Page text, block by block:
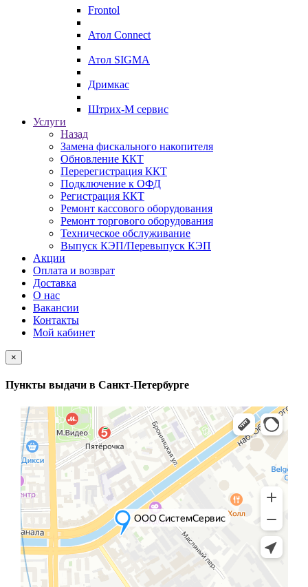
Frontol
Атол Connect
Атол SIGMA
Дримкас
Штрих-М сервис
Услуги
Назад
Замена фискального накопителя
Обновление ККТ
Перерегистрация ККТ
Подключение к ОФД
Регистрация ККТ
Ремонт кассового оборудования
Ремонт торгового оборудования
Техническое обслуживание
Выпуск КЭП/Перевыпуск КЭП
Акции
Оплата и возврат
Доставка
О нас
Вакансии
Контакты
Мой кабинет
×
Пункты выдачи в Санкт-Петербурге